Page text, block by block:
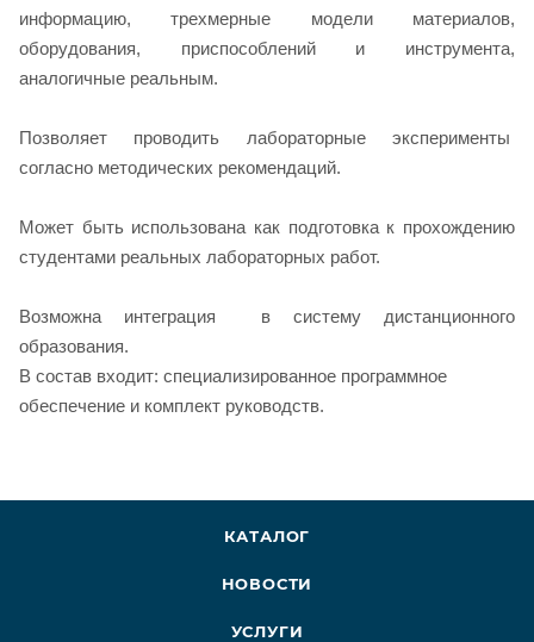
информацию, трехмерные модели материалов,
оборудования, приспособлений и инструмента,
аналогичные реальным.
Позволяет проводить лабораторные эксперименты
согласно методических рекомендаций.
Может быть использована как подготовка к прохождению
студентами реальных лабораторных работ.
Возможна интеграция в систему дистанционного
образования.
В состав входит: специализированное программное
обеспечение и комплект руководств.
КАТАЛОГ
НОВОСТИ
УСЛУГИ